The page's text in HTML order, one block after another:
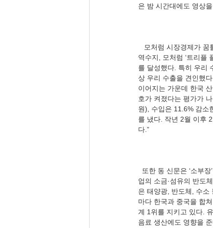
역수지, 모처럼 ‘트리플
를 달성했다. 특히 우리
상 우리 수출을 견인했
이어지는 가운데 한국
호가 켜졌다는 평가가
원), 수입은 11.6% 감소
를 냈다. 작년 2월 이후
업의 소금·섬유의 반도
은 태양광, 반도체, 수소
마다 한국과 중국을 합
계 1위를 지키고 있다.
음료 생산에도 영향을